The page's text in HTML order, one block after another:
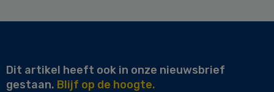
Dit artikel heeft ook in onze nieuwsbrief
gestaan. Blijf op de hoogte.